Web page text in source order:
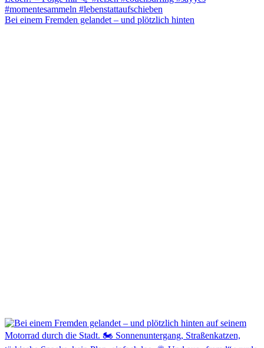
Bei einem Fremden gelandet – und plötzlich hinten